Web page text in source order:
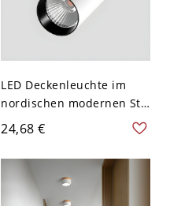
LED Deckenleuchte im
nordischen modernen Stil
für den Innenbereich -
110V-120V Weiß Warm 7w
24,68 €